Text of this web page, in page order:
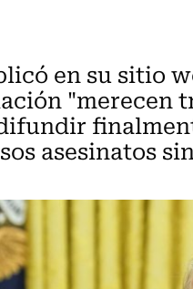
en su sitio
"merecen
asesinatos